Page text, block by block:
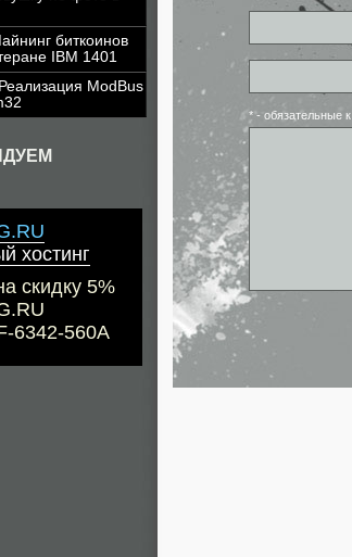
биткоинов
IBM 1401
Реализация ModBus
хостинг
скидку 5%
6342-560A
* - обязательные